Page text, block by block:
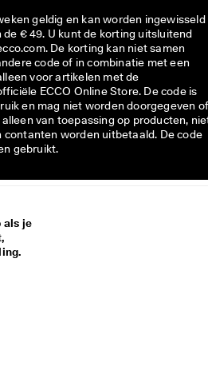
geldig en kan worden ingewisseld
€ 49. U kunt de korting uitsluitend
De korting kan niet samen
code of in combinatie met een
voor artikelen met de
ECCO Online Store. De code is
en mag niet worden doorgegeven
van toepassing op producten,
contanten worden uitbetaald. De code
gebruikt.
als je